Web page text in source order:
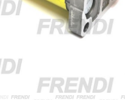
agrandar